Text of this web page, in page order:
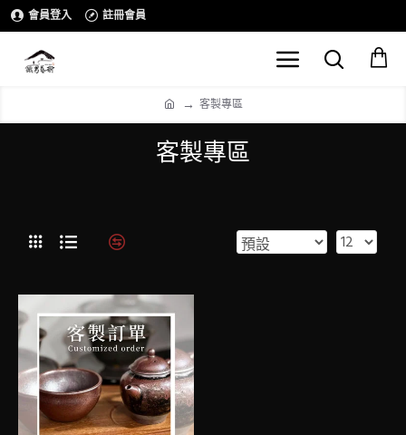
會員登入 註冊會員
客製專區
客製專區